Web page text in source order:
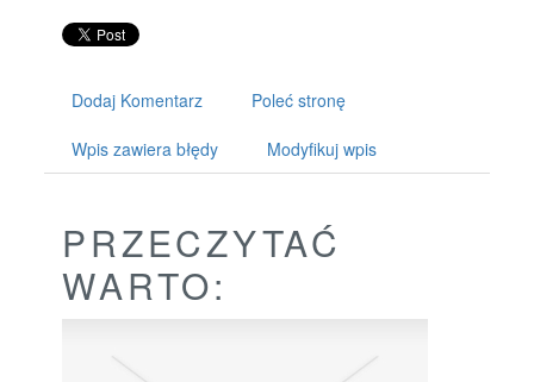
Dodaj Komentarz Poleć stronę
Wpis zawiera błędy Modyfikuj wpis
PRZECZYTAĆ
WARTO: